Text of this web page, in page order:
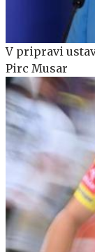
V pripravi
Pirc Musar